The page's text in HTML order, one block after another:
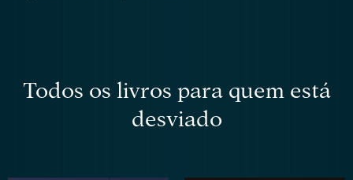
todos os livros para quem está
desviado